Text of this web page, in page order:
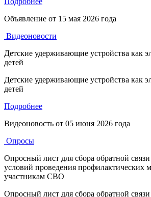
Объявление от 15 мая 2026 года
Видеоновости
Детские удерживающие устройства как
детей
Детские удерживающие устройства как
детей
Подробнее
Видеоновость от 05 июня 2026 года
Опросы
Опросный лист для сбора обратной
условий проведения профилактических
участникам СВО
Опросный лист для сбора обратной